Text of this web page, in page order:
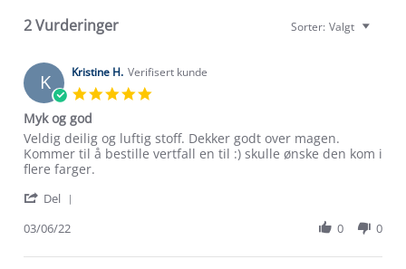
2 Vurderinger Sorter: Valgt
K Kristine H. Verifisert kunde
Myk og god
Review
by
Kristine
on
Jun
review
stating
Myk
god
Veldig deilig og luftig stoff. Dekker godt over magen.
Kommer til å bestille vertfall en til :) skulle ønske den kom i
flere farger.
Del
Kristine
03/06/22 0 0
Om Stormberg
Verdigrunnlag